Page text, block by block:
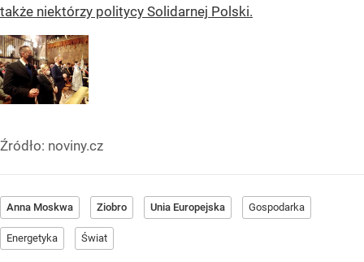
także niektórzy politycy Solidarnej Polski.
Źródło: noviny.cz
Anna Moskwa Ziobro Unia Europejska Gospodarka
Energetyka Świat